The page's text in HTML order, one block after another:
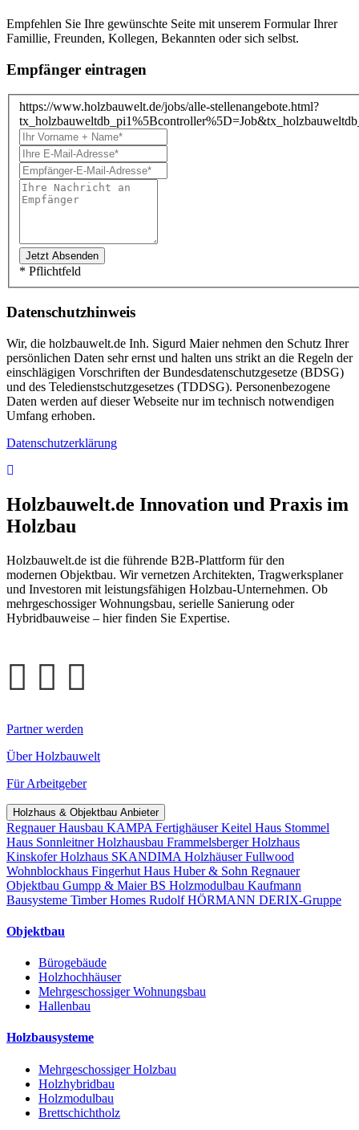
Empfehlen Sie Ihre gewünschte Seite mit unserem Formular Ihrer
Famillie, Freunden, Kollegen, Bekannten oder sich selbst.
Empfänger eintragen
https://www.holzbauwelt.de/jobs/alle-stellenangebote.html?
* Pflichtfeld
Datenschutzhinweis
Wir, die holzbauwelt.de Inh. Sigurd Maier nehmen den Schutz Ihrer
persönlichen Daten sehr ernst und halten uns strikt an die Regeln der
einschlägigen Vorschriften der Bundesdatenschutzgesetze (BDSG)
und des Teledienstschutzgesetzes (TDDSG). Personenbezogene
Daten werden auf dieser Webseite nur im technisch notwendigen
Umfang erhoben.
Datenschutzerklärung
Holzbauwelt.de Innovation und Praxis im
Holzbau
Holzbauwelt.de ist die führende B2B-Plattform für den
modernen Objektbau. Wir vernetzen Architekten, Tragwerksplaner
und Investoren mit leistungsfähigen Holzbau-Unternehmen. Ob
mehrgeschossiger Wohnungsbau, serielle Sanierung oder
Hybridbauweise – hier finden Sie Expertise.
Partner werden
Über Holzbauwelt
Für Arbeitgeber
Holzhaus & Objektbau Anbieter
Regnauer Hausbau KAMPA FertighäuserKeitel Haus Stommel
Haus Sonnleitner Holzhausbau Frammelsberger Holzhaus
Kinskofer Holzhaus SKANDIMA HolzhäuserFullwood
Wohnblockhaus Fingerhut Haus Huber & Sohn Regnauer
Objektbau Gumpp & MaierBS Holzmodulbau Kaufmann
Bausysteme Timber Homes Rudolf HÖRMANN DERIX-Gruppe
Objektbau
Bürogebäude
Holzhochhäuser
Mehrgeschossiger Wohnungsbau
Hallenbau
Holzbausysteme
Mehrgeschossiger Holzbau
Holzhybridbau
Holzmodulbau
Brettschichtholz